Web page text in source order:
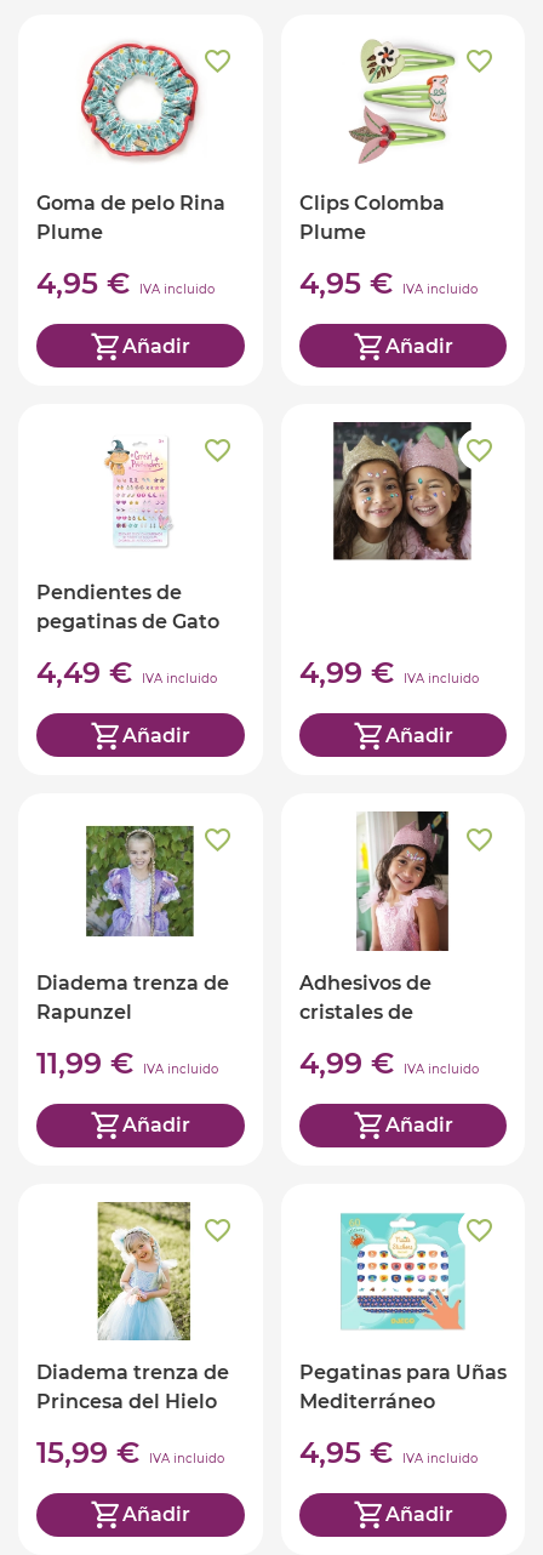
Goma de pelo Rina
Plume
4,95 € IVA incluido
Añadir
Clips Colomba
Plume
4,95 € IVA incluido
Añadir
Pendientes de
pegatinas de Gato
de Great Pretenders
4,49 € IVA incluido
Añadir
4,99 € IVA incluido
Añadir
Diadema trenza de
Rapunzel
11,99 € IVA incluido
Añadir
Adhesivos de
cristales de
4,99 € IVA incluido
Añadir
Diadema trenza de
Princesa del Hielo
15,99 € IVA incluido
Añadir
Pegatinas para Uñas
Mediterráneo
4,95 € IVA incluido
Añadir